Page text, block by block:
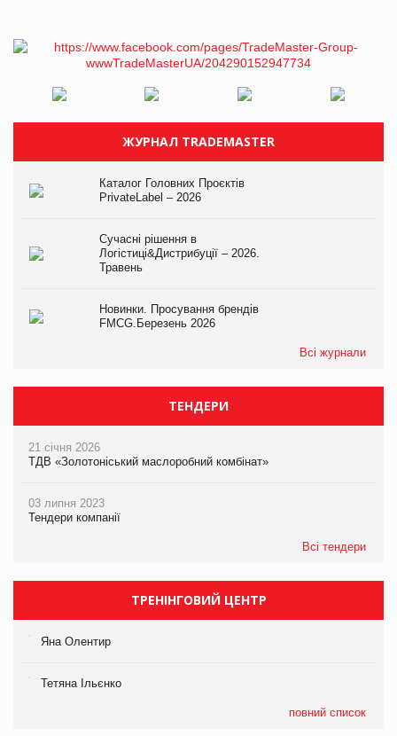
ЖУРНАЛ TRADEMASTER
Каталог Головних Проєктів
PrivateLabel – 2026
Сучасні рішення в
Логістиці&Дистрибуції – 2026.
Травень
Новинки. Просування брендів
FMCG.Березень 2026
Всі журнали
ТЕНДЕРИ
21 січня 2026
ТДВ «Золотоніський маслоробний комбінат»
03 липня 2023
Тендери компанії
Всі тендери
ТРЕНІНГОВИЙ ЦЕНТР
Яна Олентир
Тетяна Ільєнко
повний список